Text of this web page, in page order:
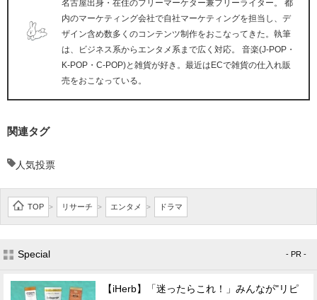
名古屋出身・在住のフリーマーケター兼フリーライター。 都
内のマーケティング会社で自社マーケティングを担当し、デ
ザイン含め数多くのコンテンツ制作をおこなってきた。執筆
は、ビジネス系からエンタメ系まで広く対応。 音楽(J-POP・
K-POP・C-POP)と雑貨が好き。最近はECで雑貨の仕入れ販
売をおこなっている。
関連タグ
人気投票
TOP > リサーチ > エンタメ > ドラマ
Special - PR -
【iHerb】「迷ったらこれ！」みんなが"リピ